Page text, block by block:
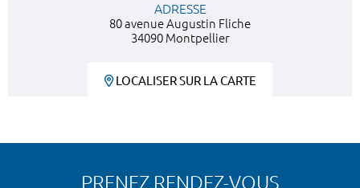
ADRESSE
80 avenue Augustin Fliche
34090 Montpellier
LOCALISER SUR LA CARTE
PRENEZ RENDEZ-VOUS